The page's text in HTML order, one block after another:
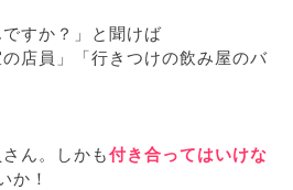
ですか？」と聞けば
の店員」「行きつけの飲み屋のバ
ん。しかも付き合ってはいけな
か！